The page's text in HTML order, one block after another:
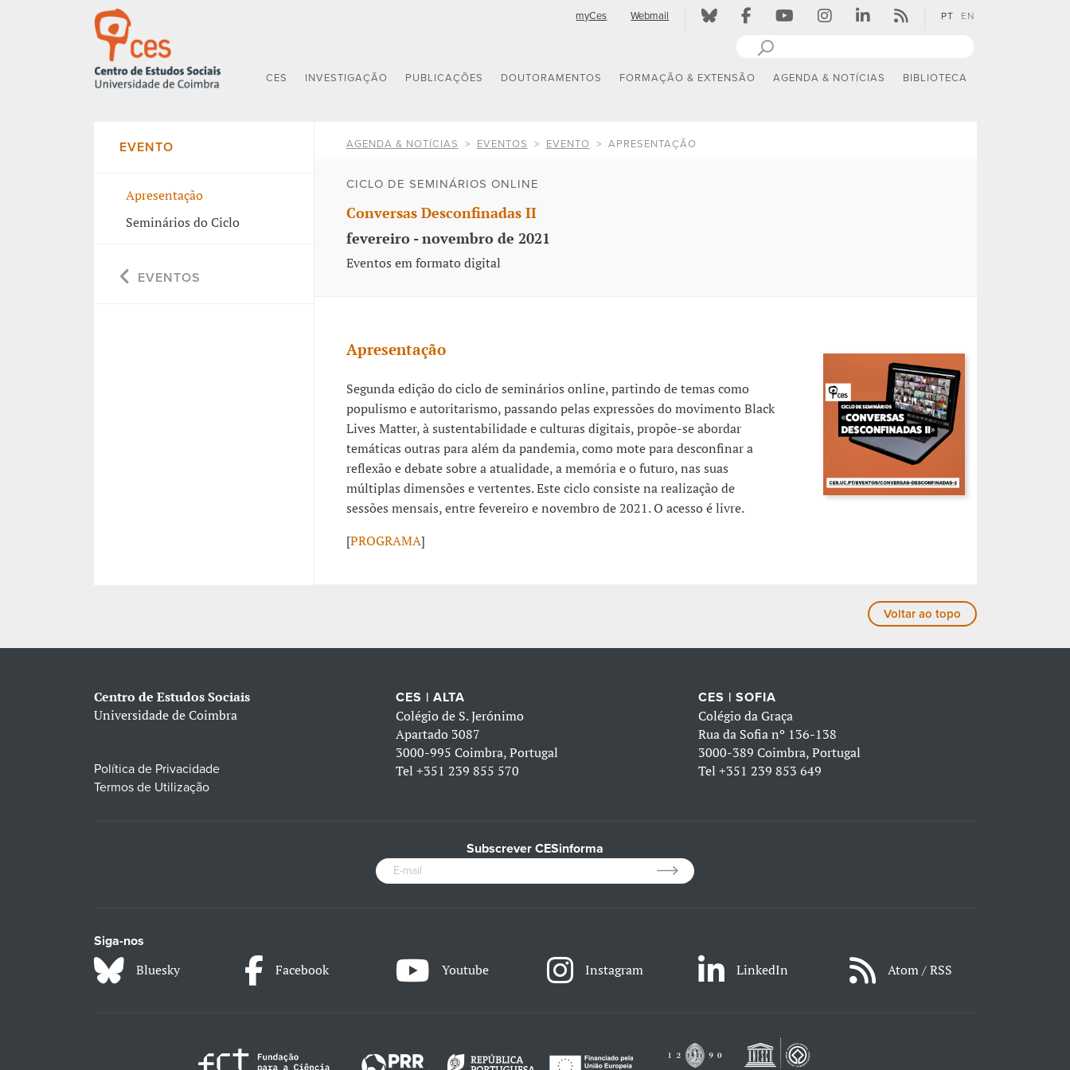
myCes Webmail PT EN
CES INVESTIGAÇÃO PUBLICAÇÕES DOUTORAMENTOS FORMAÇÃO & EXTENSÃO AGENDA & NOTÍCIAS BIBLIOTECA
EVENTO
Apresentação
Seminários do Ciclo
EVENTOS
AGENDA & NOTÍCIAS EVENTOS EVENTO APRESENTAÇÃO
CICLO DE SEMINÁRIOS ONLINE
Conversas Desconfinadas II
fevereiro - novembro de 2021
Eventos em formato digital
Apresentação
Segunda edição do ciclo de seminários online, partindo de temas como
populismo e autoritarismo, passando pelas expressões do movimento Black
Lives Matter, à sustentabilidade e culturas digitais, propõe-se abordar
temáticas outras para além da pandemia, como mote para desconfinar a
reflexão e debate sobre a atualidade, a memória e o futuro, nas suas
múltiplas dimensões e vertentes. Este ciclo consiste na realização de
sessões mensais, entre fevereiro e novembro de 2021. O acesso é livre.
[PROGRAMA]
Voltar ao topo
Centro de Estudos Sociais
Universidade de Coimbra
Política de Privacidade
Termos de Utilização
CES | ALTA
Colégio de S. Jerónimo
Apartado 3087
3000-995 Coimbra, Portugal
Tel+351 239 855 570
CES | SOFIA
Colégio da Graça
Rua da Sofia nº 136-138
3000-389 Coimbra, Portugal
Tel +351 239 853 649
Subscrever CESinforma
Siga-nos
Bluesky Facebook Youtube Instagram LinkedIn Atom / RSS